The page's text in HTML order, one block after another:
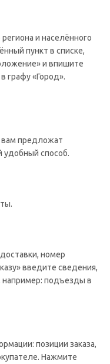
и населённого
пункт в списке,
и впишите
графу «Город».
вам предложат
удобный способ.
номер
введите сведения,
например: подъезды в
позиции заказа,
Нажмите